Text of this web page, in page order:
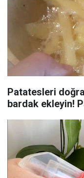
Patatesleri
bardak ekleyin!